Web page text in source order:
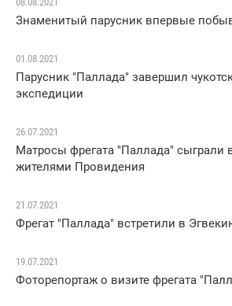
Знаменитый парусник впервые
01.08.2021
Парусник "Паллада" завершил
экспедиции
26.07.2021
Матросы фрегата "Паллада" сыграли
жителями Провидения
21.07.2021
Фрегат "Паллада" встретили в
19.07.2021
Фоторепортаж о визите фрегата